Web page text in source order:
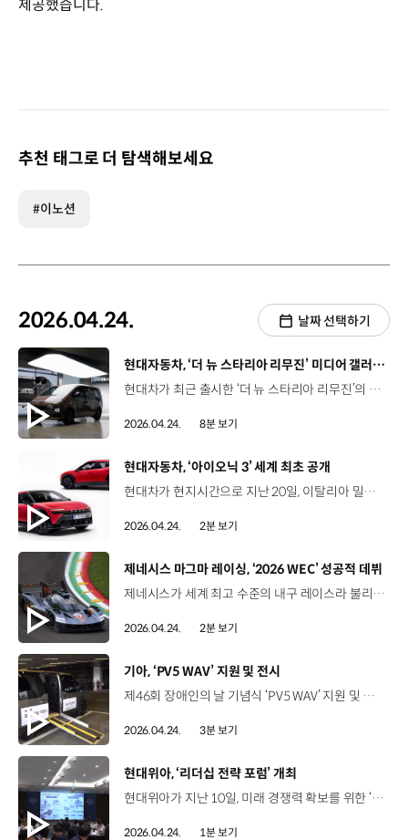
제공했습니다.
추천 태그로 더 탐색해보세요
#이노션
2026.04.24. 날짜 선택하기
[동영상]
현대자동차, ‘더 뉴 스타리아 리무진’ 미디어 갤러리 개최
현대차가 최근 출시한 ‘더 뉴 스타리아 리무진’의 상품성을 직접 확인할 수 있는 자리를 마련했습니다. 현대모터스튜디오 서울에서 ‘더 뉴 스타리아 리무진’ 미디어 갤러리 행사를 진행했는데요. 자세한 소식 전해주시죠. 현대차는 지난 21일, ‘더 뉴 스타리아 리무진’ 실차를 미디어에 공개하고 고급 MPV 시장 견인에 나섰는데요. 미디어 갤러리 현장, 함께 보시죠! 이번 ‘더 뉴 스타리아 리무진’ 미디어 갤러리 행사에는 100여 개 매체가 참석했는데요. 리포터저는 지금 ‘더 뉴 스타리아 리무진’을 가장 먼저 만날 수 있는 미디어 갤러리 현장에 나와있습니다. 새롭게 선보이는 ‘더 뉴 스타리아 리무진’은 하이브리드와 일렉트릭, 두 가지 파워트레인으로 운영되는데요. 최고급 MPV의 등장에 취재 열기가 정말 뜨겁습니다. 현대차는 ‘더 뉴 스타리아 리무진’ 일렉트릭과 하이브리드 실차를 전시하고 개발 담당자가 직접 디자인과 주요 상품성을 발표하면서 ‘더 뉴 스타리아 리무진’에 대한 이해를 도왔습니다. 이철민 상무 / 현대차 국내마케팅실장‘더 뉴 스타리아 리무진’은 MPV 시장에서 프리미엄이라는 가치를 어떻게 해석하고 있는지 보여주는 모델입니다. 오늘 이 자리를 통해서 현대차가 앞으로 그리고 있는 프리미엄 이동 경험의 방향을 함께 공감하는 시간이 되기를 바라며 큰 격려와 성원을 부탁드립니다. ‘더 뉴 스타리아 리무진 하이브리드’는 전면부에 직사각형 블록 패턴의 블랙 크롬 그릴을 적용해 첨단 이미지를 강조하고 프론트와 리어 범퍼 하단부, 사이드 실에 골드 색상의 가니쉬를 적용해 한층 고급스러운 인상을 구현한 것이 특징입니다. 또한 1.6 터보 하이브리드 엔진을 기반으로 최고 출력 180마력, 최대 토크 27.0kgf∙m, 연비 12.3km/ℓ의 성능을 확보했습니다. ‘더 뉴 스타리아 리무진 일렉트릭’은 헤드램프 베젤과 프론트 그릴, 아웃사이드 미러 커버 등에 블랙 색상을 적용해 프론트 및 리어 스키드 플레이트의 골드 색상과 조화를 이루면서 리무진만의 차별화된 프리미엄 이미지를 구축했는데요. 공력 성능을 고려한 전용 17인치 블랙 알로이 휠 적용으로 외관의 완성도를 높였습니다. 또한 84.0kWh 용량의 4세대 배터리를 탑재해 최고 출력 160kW, 최대 토크 350Nm, 전비 3.9km/kWh의 성능을 달성했는데요. 이를 통해 1회 충전 시 최대 364km 주행이 가능해 전동화 MPV 모델에 요구되는 넉넉한 동력 성능과 우수한 전비 효율을 갖췄다는 평가를 받았습니다. 리포터일렉트릭 모델에는 800V 초고속 충전 시스템이 적용돼 있어 350kW급 충전기를 사용할 경우, 배터리 충전량 10%에서 80%까지 약 20분 만에 도달 가능합니다. 빠른 충전 속도 덕분에 장거리 이동에도 걱정 없겠죠. ‘더 뉴 스타리아 리무진 일렉트릭’은 전동화 기술을 기반으로 한 다양한 편의 기능까지 더해 사용자 경험을 확장했는데요. 리포터보시는 것처럼 현대차 최초로 전·후방 듀얼 충전 포트가 탑재됐는데요. 전면 충전구를 통해 급속 및 완속 충전이 모두 가능하고요. 후면 충전구는 완속 충전 전용으로 활용할 수 있습니다. 특히 전·후방 충전 도어의 동시 열림 방지 로직이 적용돼 더 편리하고 안전하게 충전하실 수 있습니다. 아울러 다양한 전자기기 사용환경을 지원하는 실내·외 V2L은 라인업별로 위치를 차별화함으로써 사용자의 라이프스타일에 맞춘 활용성을 확보했습니다. ‘더 뉴 스타리아 리무진’은 지난해 12월 출시된 ‘더 뉴 스타리아’의 최고급 모델인데요. 사용자의 일상과 비즈니스에 품격을 더하기 위한 상품성도 대폭 강화됐죠. ‘더 뉴 스타리아 리무진’은 고급스러운 내외장 디자인뿐만 아니라 차별화된 편의사양까지 갖춰 프리미엄 이동 경험을 제공할 것으로 기대를 모으고 있습니다. ‘더 뉴 스타리아 리무진’은 VIP 고객을 위한 고급 디자인과 전용 프리미엄 시트인 ‘이그제큐티브 시트’를 신규 적용해 편의성을 극대화했는데요. 신태식 책임연구원 / 현대차 상용디자인팀‘더 뉴 스타리아 리무진’의 인테리어 디자인 철학은 럭셔리한 여정의 순간이 끊임없이 연결되는 경험입니다. 비즈니스를 위한 의전부터 가족과 함께하는 휴식의 순간까지 프리미엄 경험을 공간으로 구현하기 위해서 전반적인 실내 구성을 저채도의 다크한 그린으로 마감하여 차분하고 무게감 있는 분위기를 조성하였습니다. 6인승 모델 2열에 적용된 ‘이그제큐티브 시트’는 최고급 천연가죽으로 우수한 착좌감과 고급감을 살리고 이동 중에도 휴식을 즐길 수 있는 ‘에어 컨투어 바디케어’ 기능까지 탑재해 차별화된 주행 경험을 선사합니다. 리포터차 안이라고 믿기 힘든 이 은은한 분위기는 바로 2열과 3열 천장 사이에 위치하고 있는 ‘파노라믹 스카이 루프’ 덕분인데요. 분위기 있는 실내 조명 연출을 통해 차량을 단순 이동수단이 아니라 휴식의 공간으로 활용할 수 있게 합니다. 이와 함께 12.3인치 디지털 클러스터와 AVNT를 통합한 인포테인먼트 시스템으로 운전자 중심의 직관적인 정보 전달과 조작 편의성을 높이는 한편 무선 소프트웨어 업데이트를 기본 적용해 차량의 주요 전자 제어 기능을 최신 상태로 유지할 수 있도록 했습니다. 한편 전·후륜 서스펜션에 알루미늄 소재를 적용해 주행 진동도 개선했는데요. 리포터‘더 뉴 스타리아 리무진’은 흡차음 사양을 확대 적용해 정숙성을 강화했는데요. 차 문을 닫고 보니 주변 소음이 모두 사라진 것이 느껴지시죠. 현대차는 2열 도어 글래스에 두꺼운 차음 유리를 적용하고 리어 쇽업소버 마운팅 장착부의 두께를 확대해 외부 소음 유입을 저감하며 정숙성을 구현했습니다. 현대차는 이 밖에도 페달 오조작 안전 보조, 가속 페달 제어 등 신규 기능도 대거 적용해 보다 안전한 주행 환경을 제공할 계획입니다. 유병주 책임연구원 / 현대차 MLV프로젝트5팀‘더 뉴 스타리아 리무진’은 고객들에게 안락함, 편의성, 실용성을 제공하는 것을 목표로 고급스러운 디자인과 동급 최고 수준의 승차감, 다양한 편의사양 등을 갖추어 개발하였습니다. 고급스러운 디자인과 승차감, 다양한 편의사양을 갖춘 ‘더 뉴 스타리아 리무진’의 출시를 통해 고객들의 선택지가 한층 넓어졌네요. 현대차는 앞으로도 스타리아 풀 라인업을 기반으로 비즈니스부터 가족 중심의 일상과 여가활동까지 고객들의 다양한 라이프 스타일에 새로운 이동 가치를 제공해 나갈 예정입니다. 한층 고급스러워진 공간 경험과 전동화 기술이 더해진 MPV, ‘더 뉴 스타리아’가 다인승 모빌리티 시장을 선도하길 기대하겠습니다. 오늘 소식 전해주셔서 고맙습니다.
2026.04.24. 8분 보기
[동영상]
현대자동차, ‘아이오닉 3’ 세계 최초 공개
현대차가 현지시간으로 지난 20일, 이탈리아 밀라노에서 열린 세계적인 디자인 행사 ‘2026 밀라노 디자인 위크’에서 ‘아이오닉 3’를 세계 최초로 공개했습니다. ‘아이오닉 3’는 공기역학 효율과 실내 공간성을 극대화한 ‘에어로 해치(Aero Hatch)’ 디자인의 유럽 시장 전용 모델인데요. 외관은 현대차의 디자인 철학인 ‘아트 오브 스틸’을 바탕으로 군더더기 없는 면처리를 구현했고 실내는 가구를 배치하듯 구성하는 ‘퍼니시드 스페이스(Furnished Space)’ 방식을 적용하고 441리터의 ‘메가박스(Megabox)’가 추가된 트렁크 적재 공간, 차세대 인포테인먼트 시스템 ‘플레오스 커넥트(Pleos Connect)’ 등을 통해 거주성과 편의성을 높였습니다. 아이오닉 3는 현대차그룹의 전용 전기차 플랫폼 ‘E-GMP’를 기반으로 유럽 주행환경에 최적화된 성능을 구현했는데요. 61kWh 배터리를 탑재해 유럽 WLTP 기준으로 1회 충전 시 최대 496km의 주행거리를 제공할 것으로 기대됩니다. 현대차는 아이오닉 3를 통해 일상 속에서 진보된 전동화 경험을 제공하는 한편, 유럽 시장의 전동화 전환을 가속화할 예정입니다.
2026.04.24. 2분 보기
[동영상]
제네시스 마그마 레이싱, ‘2026 WEC’ 성공적 데뷔
제네시스가 세계 최고 수준의 내구 레이스라 불리는 2026 WEC 개막전, ‘이몰라 6시간’에서 성공적인 데뷔전을 치렀습니다. 현지시간으로 지난 17일부터 19일까지 이탈리아 에밀리아로마냐주 이몰라에서 열린 ‘이몰라 6시간’은 세 명의 드라이버가 동일한 차량으로 4.909km 길이의 이몰라 서킷을 쉬지 않고 반복 주행해 6시간 동안 가장 많이 돈 팀이 우승을 차지하는 방식인데요. 제네시스 소속 ‘제네시스 마그마 레이싱’은 최상위 등급인 하이퍼카 클래스에 출전해 이몰라 서킷의 높은 트랙 난이도와 치열한 경쟁에도 안정적인 레이스 운영을 펼치며 GMR-001 하이퍼카 #17과 #19 차량 모두 레이스 완주 목표를 달성했습니다. ‘제네시스 마그마 레이싱’은 WEC 데뷔전이라는 점을 감안해 안정적인 경기 운영과 완주에 목표를 두고 레이스를 진행했는데요. 이번 데뷔전을 통해 차량 완성도와 레이스 운영 능력 향상을 위한 실질적 경험과 데이터를 축적했습니다. 제네시스 마그마 레이싱은 다음 달 벨기에에서 개최되는 시즌 두 번째 레이스 ‘스파-프랑코샹 6시간’에 출전하는 등 WEC 일정을 이어 나갈 계획입니다.
2026.04.24. 2분 보기
[동영상]
기아, ‘PV5 WAV’ 지원 및 전시
제46회 장애인의 날 기념식 ‘PV5 WAV’ 지원 및 전시서울 광진구 워커힐 호텔2026년 4월 20일(월) 장애에 대한 인식 개선을 위해 매년 열리는 ‘장애인의 날 기념식’ 300여 명 참석한 가운데, 유공자 포상, 올해의 장애인상 시상 등 진행 교통약자의 이동권 확대에 앞장서 온 기아 한국장애인개발원 협업 기반 ‘장애인의 날 기념식’ 의전차량 지원 최양석 상무 / 기아 Fleet사업실장이번 PV5 WAV 이동 셔틀 지원이 교통약자분들의 하루에 작은 변화가 되었기를 바라며, 앞으로도 기아는 모두가 함께 이용할 수 있는 모빌리티 환경을 구축하기 위해 지속적인 노력을 이어가겠습니다. 휠체어 승객에 특화된 ‘PV5 WAV’ ‘올해의 장애인상’ 수상자 이동 지하철역 ↔ 행사장 구간 이동 셔틀로 활용 국내 전기차 최초 측면 출입 방식 ‘수동식 인플로어 2단 슬로프’ 적용 휠체어 고정장치·3점식 안전벨트 교통약자의 탑승 편의성과 안전성 강화 김남영 / 장애인 인권헌장 낭독자원래 제가 차를 탈 때는 항상 누군가의 도움만 받고 수동적인 형태가 됐었는데 PV5는 주체성을 가지고 탈 수 있을 것 같아서 향후에는 다른 장애인과 여행도 가는 그림을 그려보고 싶습니다. 이경희 / 올해의 장애인상 대통령표창장애인 콜택시를 이용했을 때는 흔들림이 굉장히 많은데 PV5를 탔을 때는 ‘이게 달리고 있나’ 싶을 정도로 되게 조용하고 승차감이 좋았습니다. 옆에서 탈 때는 뒤에 차가 와도 위험한 것이 없다는 게 장점입니다. 자유로운 이동의 기쁨을 선물한 ‘PV5 WAV’ 이혜림 과장 / 한국장애인개발원 대외협력부PV5 WAV 차량을 통해 휠체어 이용자분들의 이동 편의가 한층 개선되는 모습을 현장에서 직접 확인할 수 있었는데요. 앞으로도 이러한 협력이 더 확대되어서 일상 속 이동권이 자연스럽게 보장되기를 기대합니다. "모두의 이동권 실현을 위한 기아의 동행은 계속됩니다"
2026.04.24. 3분 보기
[동영상]
현대위아, ‘리더십 전략 포럼’ 개최
현대위아가 지난 10일, 미래 경쟁력 확보를 위한 ‘리더십 전략 포럼’을 열고 성장 방안을 모색했습니다. 이번 포럼은 임원진을 포함한 총 46명의 리더들이 참석한 가운데 다양한 주제에 대한 심층 토의가 이뤄졌는데요. 사업전략 세션에서는 현대위아 사업군별 안건을 상정해 발표하고 일하는 방식 세션에서는 ‘AI 전환기에 리더의 역할과 조직의 선택’을 주제로 의견을 공유했습니다. 이어 AI 인사이트 세션에서는 ‘AI 기반 자율 운영 체계’ 확립에 대한 토의를 진행하면서 등대공장 추진에 대한 공감대를 형성했습니다. 현대위아는 이번 포럼을 바탕으로 경영층의 결속을 다지고 AI 기반 미래 경쟁력 확보에 속도를 낼 계획입니다.
2026.04.24. 1분 보기